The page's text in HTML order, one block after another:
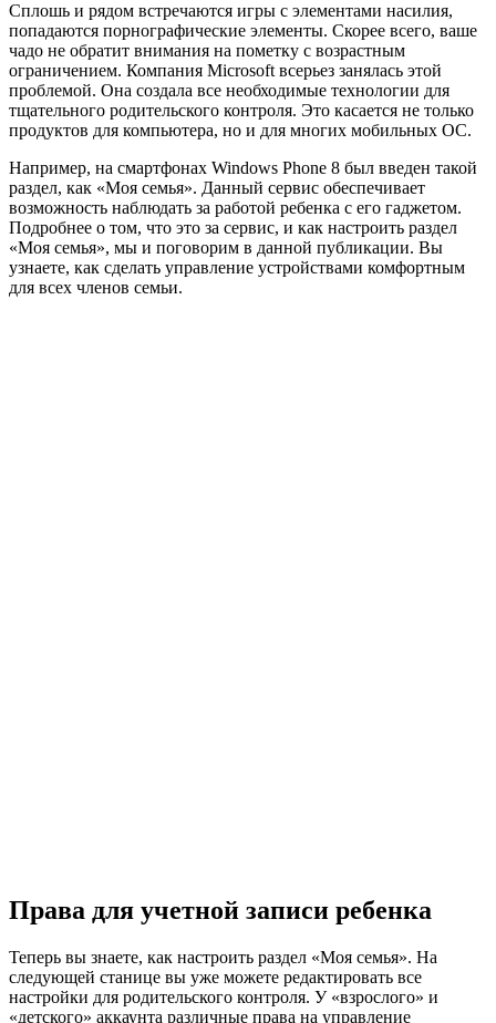
Сплошь и рядом встречаются игры с элементами насилия,
попадаются порнографические элементы. Скорее всего, ваше
чадо не обратит внимания на пометку с возрастным
ограничением. Компания Microsoft всерьез занялась этой
проблемой. Она создала все необходимые технологии для
тщательного родительского контроля. Это касается не только
продуктов для компьютера, но и для многих мобильных ОС.
Например, на смартфонах Windows Phone 8 был введен такой
раздел, как «Моя семья». Данный сервис обеспечивает
возможность наблюдать за работой ребенка с его гаджетом.
Подробнее о том, что это за сервис, и как настроить раздел
«Моя семья», мы и поговорим в данной публикации. Вы
узнаете, как сделать управление устройствами комфортным
для всех членов семьи.
Права для учетной записи ребенка
Теперь вы знаете, как настроить раздел «Моя семья». На
следующей станице вы уже можете редактировать все
настройки для родительского контроля. У «взрослого» и
«детского» аккаунта различные права на управление